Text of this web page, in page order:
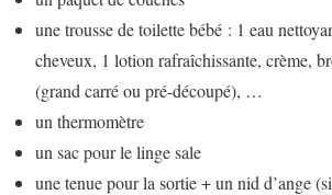
une trousse de toilette bébé : 1 eau
cheveux, 1 lotion rafraîchissante, crème,
(grand carré ou pré-découpé), …
un thermomètre
un sac pour le linge sale
une tenue pour la sortie + un nid d’ange